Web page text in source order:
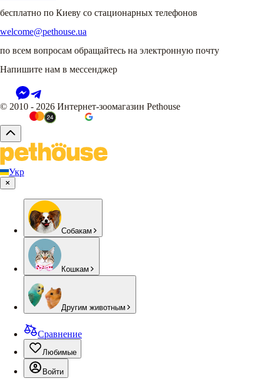
бесплатно по Киеву со стационарных телефонов
welcome@pethouse.ua
по всем вопросам обращайтесь на электронную почту
Напишите нам в мессенджер
© 2010 - 2026 Интернет-зоомагазин Pethouse
Укр
Собакам
Кошкам
Другим животным
Сравнение
Любимые
Войти